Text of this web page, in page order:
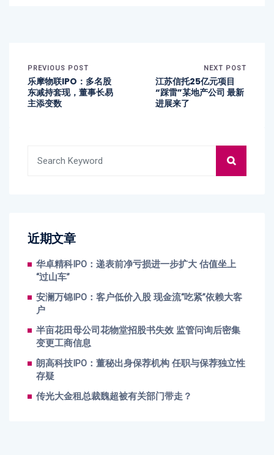
PREVIOUS POST
乐摩物联IPO：多名股
东减持套现，董事长易
主添变数
NEXT POST
江苏信托25亿元项目
“踩雷”某地产公司 最新
进展来了
近期文章
华卓精科IPO：递表前净亏损进一步扩大 估值坐上
“过山车”
安澜万锦IPO：客户低价入股 现金流“吃紧”依赖大客
户
半亩花田母公司花物堂招股书失效 监管问询后密集
变更工商信息
朗高科技IPO：董秘出身保荐机构 任职与保荐独立性
存疑
传光大金租总裁魏超被有关部门带走？